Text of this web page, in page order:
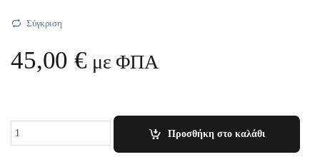
Σύγκριση
45,00€ με ΦΠΑ
Προσθήκη στο καλάθι